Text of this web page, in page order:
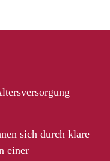
sich durch klare
einer